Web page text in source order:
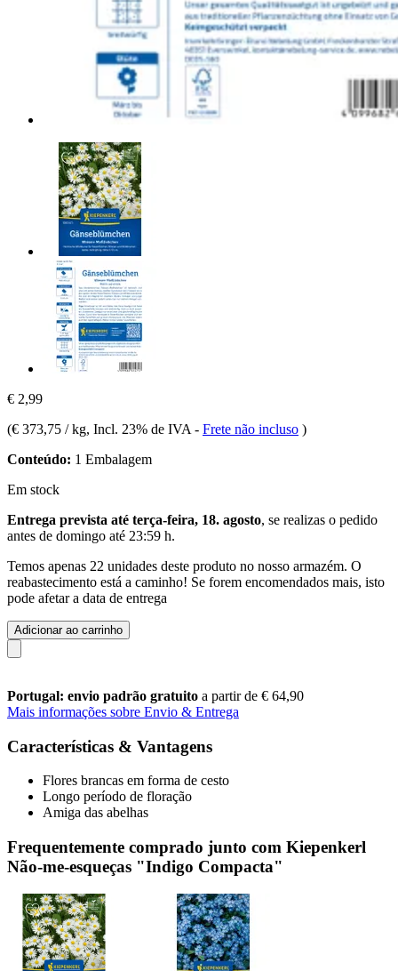
€ 2,99
(€ 373,75 / kg, Incl. 23% de IVA - Frete não incluso )
Conteúdo: 1 Embalagem
Em stock
Entrega prevista até terça-feira, 18. agosto, se realizas o pedido
antes de domingo até 23:59 h.
Temos apenas 22 unidades deste produto no nosso armazém. O
reabastecimento está a caminho! Se forem encomendados mais, isto
pode afetar a data de entrega
Adicionar ao carrinho
Portugal: envio padrão gratuito a partir de € 64,90
Mais informações sobre Envio & Entrega
Características & Vantagens
Flores brancas em forma de cesto
Longo período de floração
Amiga das abelhas
Frequentemente comprado junto com Kiepenkerl
Não-me-esqueças "Indigo Compacta"